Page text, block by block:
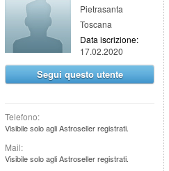
Pietrasanta
Toscana
Data iscrizione:
17.02.2020
Segui questo utente
Telefono:
Visibile solo agli Astroseller registrati.
Mail:
Visibile solo agli Astroseller registrati.